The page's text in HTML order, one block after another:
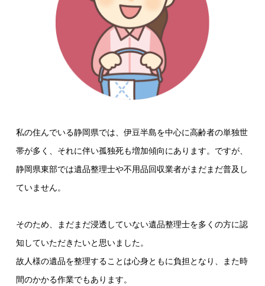
私の住んでいる静岡県では、伊豆半島を中心に高齢者の単独世
帯が多く、それに伴い孤独死も増加傾向にあります。ですが、
静岡県東部では遺品整理士や不用品回収業者がまだまだ普及し
ていません。
そのため、まだまだ浸透していない遺品整理士を多くの方に認
知していただきたいと思いました。
故人様の遺品を整理することは心身ともに負担となり、また時
間のかかる作業でもあります。